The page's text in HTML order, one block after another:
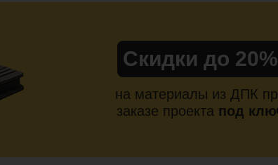
Скидки до 20%
на материалы из ДПК
заказе проекта под